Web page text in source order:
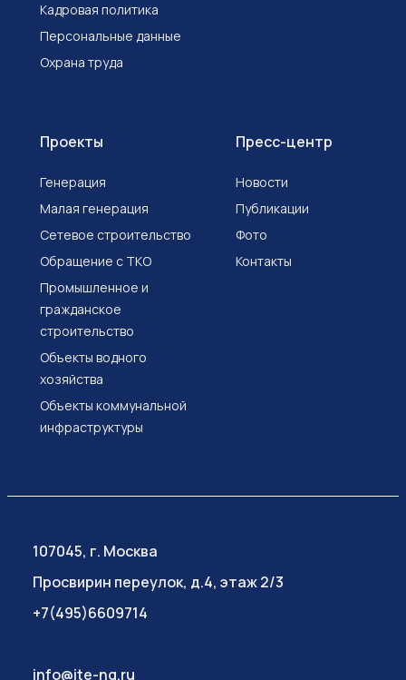
Кадровая политика
Персональные данные
Охрана труда
Проекты
Генерация
Малая генерация
Сетевое строительство
Обращение с ТКО
Промышленное и
гражданское
строительство
Объекты водного
хозяйства
Объекты коммунальной
инфраструктуры
Пресс-центр
Новости
Публикации
Фото
Контакты
107045, г. Москва
Просвирин переулок, д.4, этаж 2/3
+7(495)6609714
info@ite-ng.ru